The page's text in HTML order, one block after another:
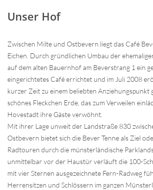
Unser Hof
Zwischen Milte und Ostbevern liegt das Café
Eichen. Durch gründlichen Umbau der
auf dem alten Bauernhof am Beverstrang 1 ein
eingerichtetes Café errichtet und im Juli 2008
kurzer Zeit zu einem beliebten Anziehungspunkt
schönes Fleckchen Erde, das zum Verweilen
Hovestadt ihre Gäste verwöhnt.
Mit ihrer Lage unweit der Landstraße 830
Ostbevern bietet sich die Bever Tenne als Ziel
Radtouren durch die münsterländische
unmittelbar vor der Haustür verläuft die 100-
mit vier Sternen ausgezeichnete Fern-Radweg
Herrensitzen und Schlössern im ganzen